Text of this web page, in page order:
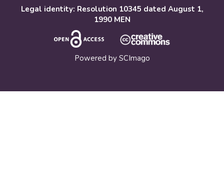
Legal identity: Resolution 10345 dated August 1,
1990 MEN
Powered by SCImago